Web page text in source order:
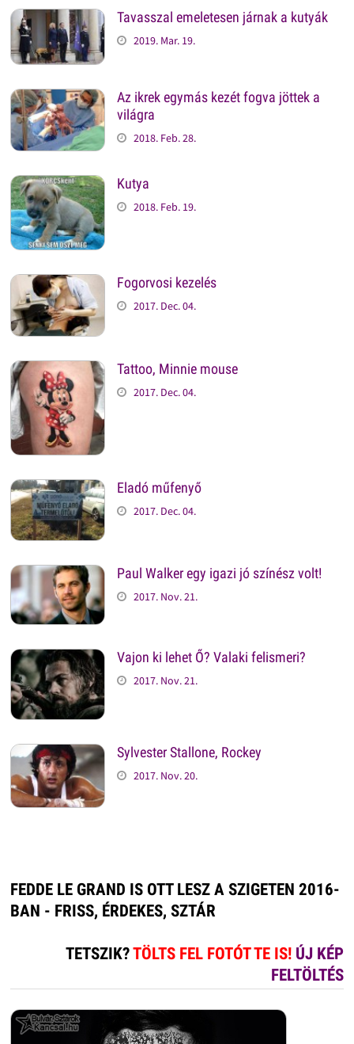
Tavasszal emeletesen járnak a kutyák
2019. Mar. 19.
Az ikrek egymás kezét fogva jöttek a
világra
2018. Feb. 28.
Kutya
2018. Feb. 19.
Fogorvosi kezelés
2017. Dec. 04.
Tattoo, Minnie mouse
2017. Dec. 04.
Eladó műfenyő
2017. Dec. 04.
Paul Walker egy igazi jó színész volt!
2017. Nov. 21.
Vajon ki lehet Ő? Valaki felismeri?
2017. Nov. 21.
Sylvester Stallone, Rockey
2017. Nov. 20.
FEDDE LE GRAND IS OTT LESZ A SZIGETEN 2016-
BAN - FRISS, ÉRDEKES, SZTÁR
TETSZIK?TÖLTS FEL FOTÓT TE IS! ÚJ KÉP
FELTÖLTÉS